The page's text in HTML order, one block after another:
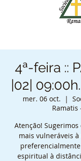
4ª-feira ::
|02|
mer. 06 oct.
  |
Ramatis
Atenção!
mais vulneráveis à
espiritual à